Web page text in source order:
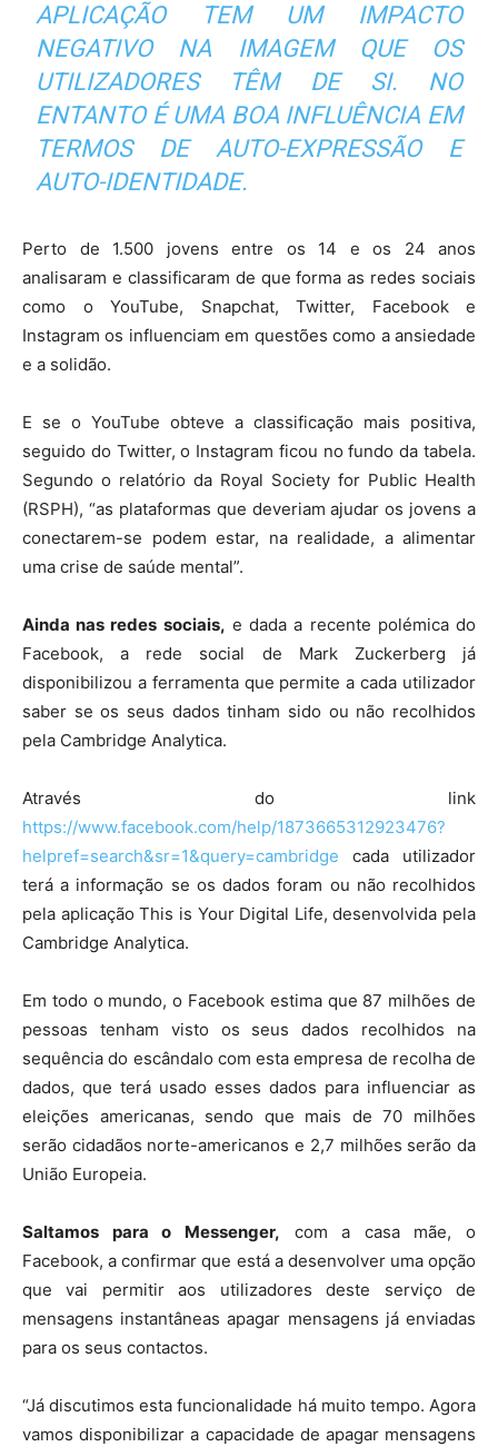
APLICAÇÃO TEM UM IMPACTO
NEGATIVO NA IMAGEM QUE OS
UTILIZADORES TÊM DE SI. NO
ENTANTO É UMA BOA INFLUÊNCIA EM
TERMOS DE AUTO-EXPRESSÃO E
AUTO-IDENTIDADE.
Perto de 1.500 jovens entre os 14 e os 24 anos
analisaram e classificaram de que forma as redes sociais
como o YouTube, Snapchat, Twitter, Facebook e
Instagram os influenciam em questões como a ansiedade
e a solidão.
E se o YouTube obteve a classificação mais positiva,
seguido do Twitter, o Instagram ficou no fundo da tabela.
Segundo o relatório da Royal Society for Public Health
(RSPH), “as plataformas que deveriam ajudar os jovens a
conectarem-se podem estar, na realidade, a alimentar
uma crise de saúde mental”.
Ainda nas redes sociais, e dada a recente polémica do
Facebook, a rede social de Mark Zuckerberg já
disponibilizou a ferramenta que permite a cada utilizador
saber se os seus dados tinham sido ou não recolhidos
pela Cambridge Analytica.
Através do link
https://www.facebook.com/help/1873665312923476?
helpref=search&sr=1&query=cambridge cada utilizador
terá a informação se os dados foram ou não recolhidos
pela aplicação This is Your Digital Life, desenvolvida pela
Cambridge Analytica.
Em todo o mundo, o Facebook estima que 87 milhões de
pessoas tenham visto os seus dados recolhidos na
sequência do escândalo com esta empresa de recolha de
dados, que terá usado esses dados para influenciar as
eleições americanas, sendo que mais de 70 milhões
serão cidadãos norte-americanos e 2,7 milhões serão da
União Europeia.
Saltamos para o Messenger, com a casa mãe, o
Facebook, a confirmar que está a desenvolver uma opção
que vai permitir aos utilizadores deste serviço de
mensagens instantâneas apagar mensagens já enviadas
para os seus contactos.
“Já discutimos esta funcionalidade há muito tempo. Agora
vamos disponibilizar a capacidade de apagar mensagens